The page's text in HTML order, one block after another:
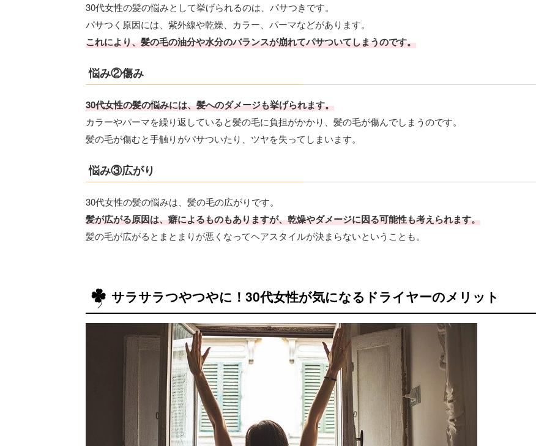
30代女性の髪の悩みとして挙げられるのは、パサつきです。
パサつく原因には、紫外線や乾燥、カラー、パーマなどがあります。
これにより、髪の毛の油分や水分のバランスが崩れてパサついてしまうのです。
悩み②傷み
30代女性の髪の悩みには、髪へのダメージも挙げられます。
カラーやパーマを繰り返していると髪の毛に負担がかかり、髪の毛が傷んでしまうのです。
髪の毛が傷むと手触りがパサついたり、ツヤを失ってしまいます。
悩み③広がり
30代女性の髪の悩みは、髪の毛の広がりです。
髪が広がる原因は、癖によるものもありますが、乾燥やダメージに因る可能性も考えられます。
髪の毛が広がるとまとまりが悪くなってヘアスタイルが決まらないということも。
サラサラつやつやに！30代女性が気になるドライヤーのメリット